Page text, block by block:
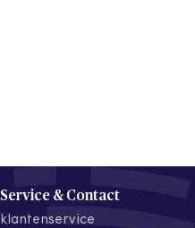
Service & Contact
klantenservice